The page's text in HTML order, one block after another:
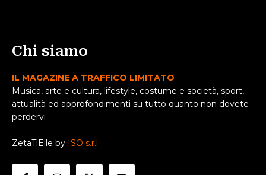
Chi siamo
IL MAGAZINE A TRAFFICO LIMITATO
Musica, arte e cultura, lifestyle, costume e società, sport,
attualità ed approfondimenti su tutto quanto non dovete
perdervi
ZetaTiElle by ISO s.r.l